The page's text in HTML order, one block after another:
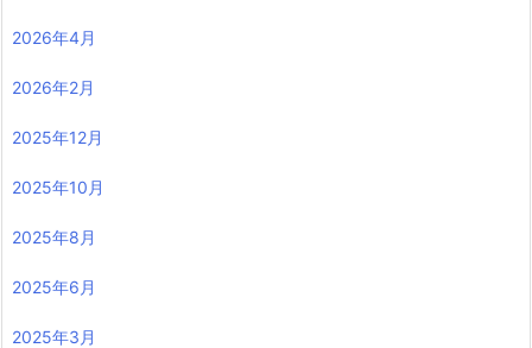
2026年4月
2026年2月
2025年12月
2025年10月
2025年8月
2025年6月
2025年3月